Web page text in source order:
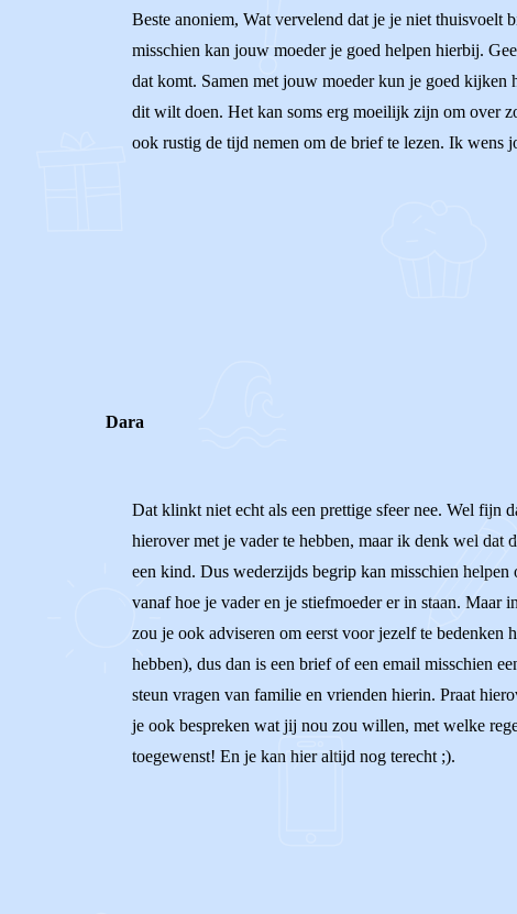
Beste anoniem, Wat vervelend dat je je niet thuisvoelt
misschien kan jouw moeder je goed helpen hierbij.
dat komt. Samen met jouw moeder kun je goed
dit wilt doen. Het kan soms erg moeilijk zijn om over
ook rustig de tijd nemen om de brief te lezen. Ik wens
Dara
Dat klinkt niet echt als een prettige sfeer nee. Wel fijn
hierover met je vader te hebben, maar ik denk wel dat
een kind. Dus wederzijds begrip kan misschien
vanaf hoe je vader en je stiefmoeder er in staan. Maar
zou je ook adviseren om eerst voor jezelf te
hebben), dus dan is een brief of een email misschien
steun vragen van familie en vrienden hierin. Praat
je ook bespreken wat jij nou zou willen, met welke
toegewenst! En je kan hier altijd nog terecht ;).